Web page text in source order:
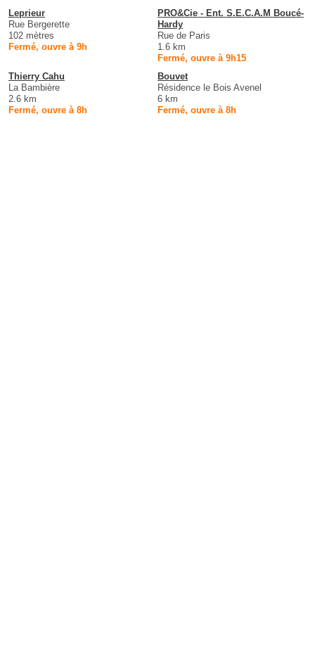
Leprieur
Rue Bergerette
102 mètres
Fermé, ouvre à 9h
PRO&Cie - Ent. S.E.C.A.M Boucé-
Hardy
Rue de Paris
1.6 km
Fermé, ouvre à 9h15
Thierry Cahu
La Bambière
2.6 km
Fermé, ouvre à 8h
Bouvet
Résidence le Bois Avenel
6 km
Fermé, ouvre à 8h